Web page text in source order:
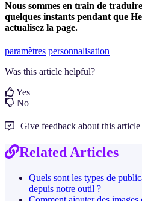
Nous sommes en train de
quelques instants pendant que
actualisez la page.
paramètres personnalisation
Was this article helpful?
Yes
No
Give feedback about this article
Related Articles
Quels sont les types de
depuis notre outil ?